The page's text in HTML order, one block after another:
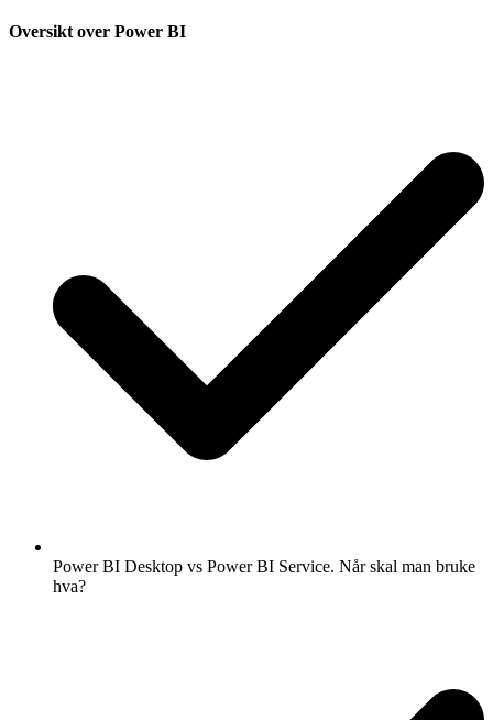
Oversikt over Power BI
Power BI Desktop vs Power BI Service. Når skal man bruke
hva?